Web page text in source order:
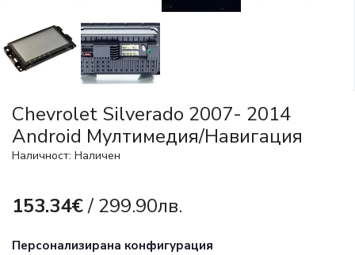
Chevrolet Silverado 2007- 2014
Android Mултимедия/Навигация
Наличност: Наличен
153.34€/ 299.90лв.
Персонализирана конфигурация